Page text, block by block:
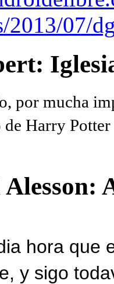
2013/07/
por mucha
Harry
hora que
y sigo